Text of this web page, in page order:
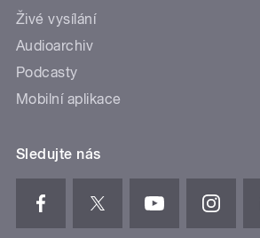
Živé vysílání
Audioarchiv
Podcasty
Mobilní aplikace
Sledujte nás